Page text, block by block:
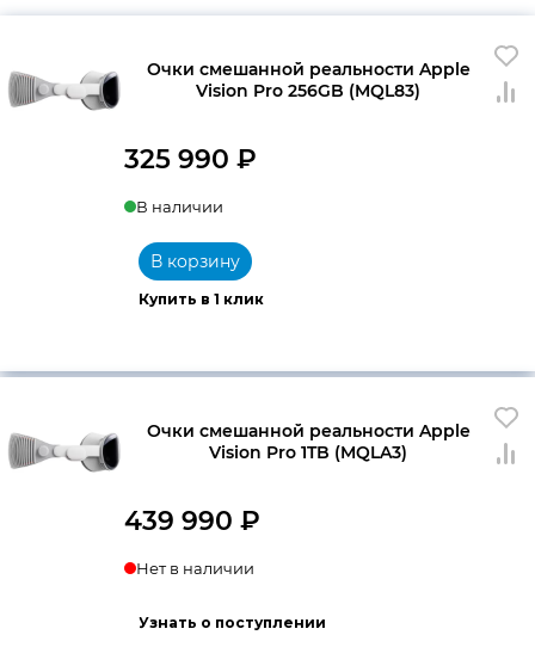
Очки смешанной реальности Apple
Vision Pro 256GB (MQL83)
325 990 ₽
В наличии
Купить в 1 клик
В корзину
Очки смешанной реальности Apple
Vision Pro 1TB (MQLA3)
439 990 ₽
Нет в наличии
Узнать о поступлении